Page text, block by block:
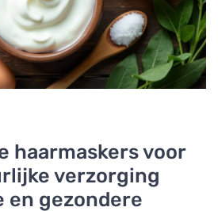
haarmaskers voor
verzorging
en gezondere